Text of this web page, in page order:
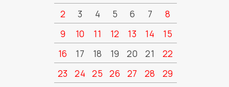
2
3 4 5 6 7
8
9
10 11 12 13 14
15
16
17 18 19 20 21
22
23
24 25 26 27 28
29